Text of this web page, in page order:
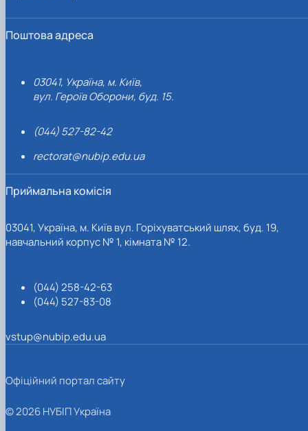
Поштова адреса
03041, Україна, м. Київ,
вул. Героїв Оборони, буд. 15.
(044) 527-82-42
rectorat@nubip.edu.ua
Приймальна комісія
03041, Україна, м. Київ вул. Горіхуватський шлях, буд. 19,
навчальний корпус № 1, кімната № 12.
(044) 258-42-63
(044) 527-83-08
vstup@nubip.edu.ua
Офіційний портал сайту
© 2026 НУБІП Україна